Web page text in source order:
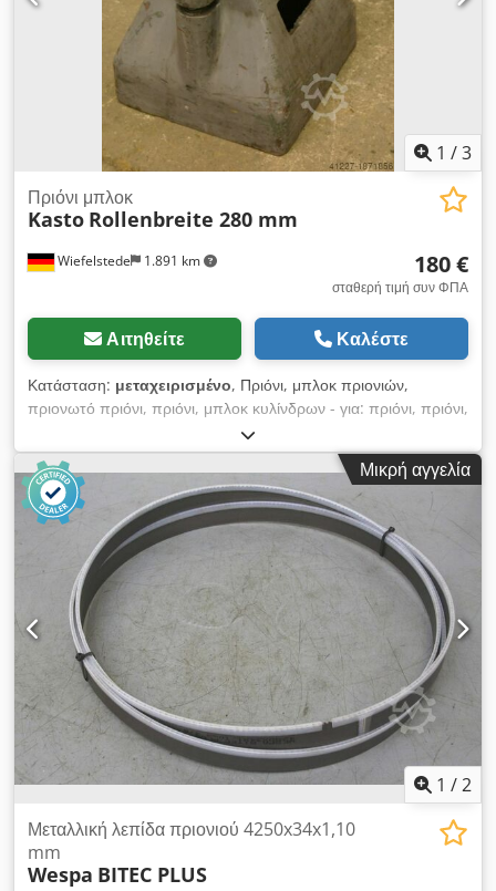
1 /3
Wiefelstede 1.891 km
Πριόνι μπλοκ
Kasto Rollenbreite 280 mm
180 €
σταθερή τιμή συν ΦΠΑ
Αιτηθείτε Καλέστε
Κατάσταση: μεταχειρισμένο, Πριόνι, μπλοκ πριονιών,
πριονωτό πριόνι, πριόνι, μπλοκ κυλίνδρων - για: πριόνι, πριόνι,
κρύο κυκλικό πριόνι - Ύψος τροχών: 475 mm ρυθμιζόμενο -
Πλάτος ρόλου: 280 mm - Διαστάσεις: 380/380 / H480 mm -
Βάρος: 64 κιλό Dwodpsb Hd Uuefx Anlea
Μικρή αγγελία
1 /2
Μεταλλική λεπίδα πριονιού 4250x34x1,10
mm
Wespa BITEC PLUS